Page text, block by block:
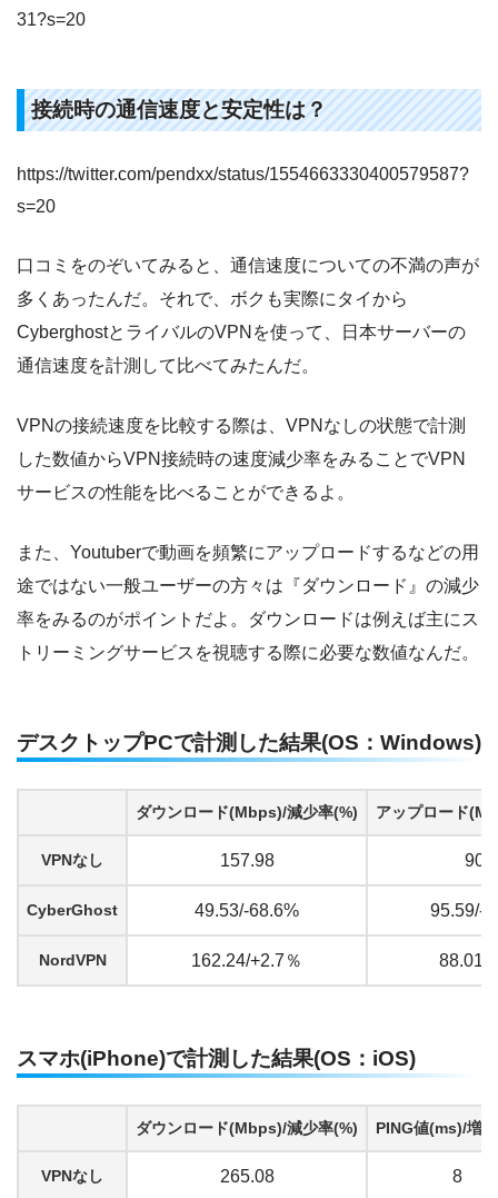
31?s=20
接続時の通信速度と安定性は？
https://twitter.com/pendxx/status/1554663330400579587?
s=20
口コミをのぞいてみると、通信速度についての不満の声が
多くあったんだ。それで、ボクも実際にタイから
CyberghostとライバルのVPNを使って、日本サーバーの
通信速度を計測して比べてみたんだ。
VPNの接続速度を比較する際は、VPNなしの状態で計測
した数値からVPN接続時の速度減少率をみることでVPN
サービスの性能を比べることができるよ。
また、Youtuberで動画を頻繁にアップロードするなどの用
途ではない一般ユーザーの方々は『ダウンロード』の減少
率をみるのがポイントだよ。ダウンロードは例えば主にス
トリーミングサービスを視聴する際に必要な数値なんだ。
デスクトップPCで計測した結果(OS：Windows)
ダウンロード(Mbps)/減少率(%) アップロード
VPNなし 157.98
CyberGhost 49.53/-68.6% 95.59/-
NordVPN 162.24/+2.7％ 88.01/-
スマホ(iPhone)で計測した結果(OS：iOS)
ダウンロード(Mbps)/減少率(%) PING値(ms)/増
VPNなし 265.08 8